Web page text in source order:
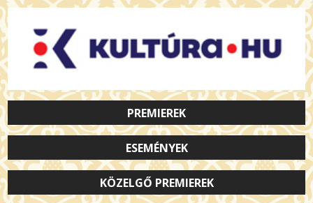
PREMIEREK
ESEMÉNYEK
KÖZELGŐ PREMIEREK